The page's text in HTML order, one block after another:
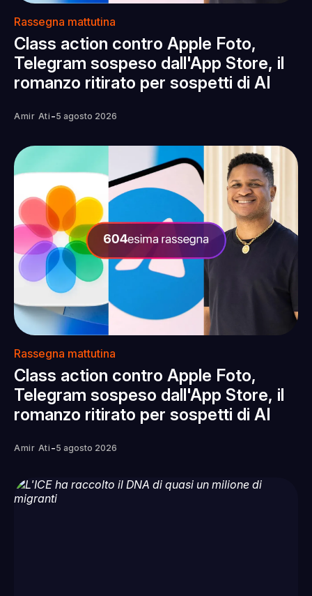
Rassegna mattutina
Class action contro Apple Foto,
Telegram sospeso dall'App Store, il
romanzo ritirato per sospetti di AI
Amir Ati -5 agosto 2026
Rassegna mattutina
Class action contro Apple Foto,
Telegram sospeso dall'App Store, il
romanzo ritirato per sospetti di AI
Amir Ati -5 agosto 2026